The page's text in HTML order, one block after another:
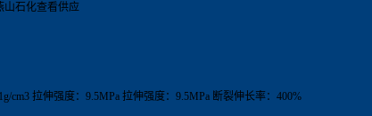
山石化查看供应
cm3 拉伸强度： 9.5MPa 拉伸强度： 9.5MPa 断裂伸长率： 400%